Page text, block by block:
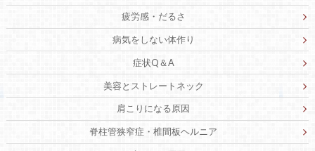
疲労感・だるさ
病気をしない体作り
症状Q＆A
美容とストレートネック
肩こりになる原因
脊柱管狭窄症・椎間板ヘルニア